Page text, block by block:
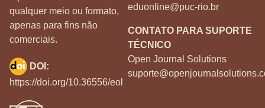
qualquer meio ou formato,
apenas para fins não
comerciais.
eduonline@puc-rio.br
CONTATO PARA SUPORTE
TÉCNICO
Open Journal Solutions
DOI:
https://doi.org/10.36556/eol